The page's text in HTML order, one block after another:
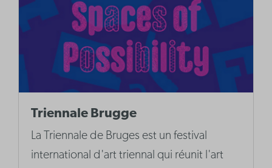
Triennale Brugge
La Triennale de Bruges est un festival
international d'art triennal qui réunit l'art